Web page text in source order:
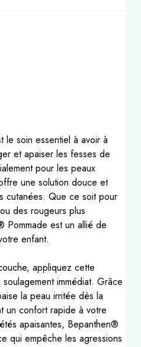
le soin essentiel à avoir à
et apaiser les fesses de
pour les peaux
une solution douce et
cutanées. Que ce soit pour
des rougeurs plus
Pommade est un allié de
enfant.
appliquez cette
immédiat. Grâce
la peau irritée dès la
un confort rapide à votre
apaisantes, Bepanthen®
qui empêche les agressions